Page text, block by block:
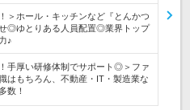
＞ホール・キッチンなど『とんかつ
◎ゆとりある人員配置◎業界トップ
♪
手厚い研修体制でサポート◎＞ファ
はもちろん、不動産・IT・製造業な
数！